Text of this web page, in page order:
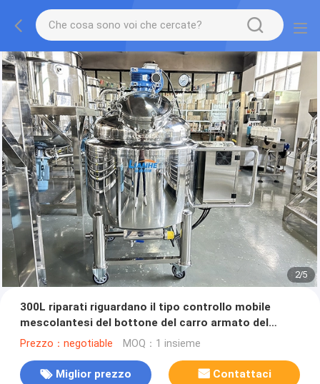
2/5
300L riparati riguardano il tipo controllo mobile
mescolantesi del bottone del carro armato del
riscaldamento
Prezzo：negotiable MOQ：1 insieme
Miglior prezzo Contattaci